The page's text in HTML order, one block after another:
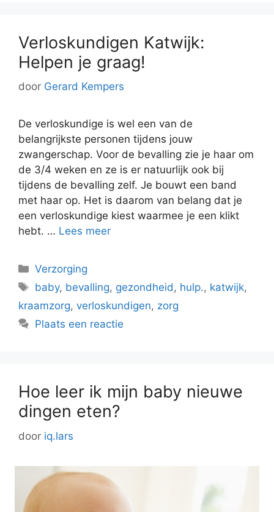
Verloskundigen Katwijk:
Helpen je graag!
door Gerard Kempers
De verloskundige is wel een van de
belangrijkste personen tijdens jouw
zwangerschap. Voor de bevalling zie je haar om
de 3/4 weken en ze is er natuurlijk ook bij
tijdens de bevalling zelf. Je bouwt een band
met haar op. Het is daarom van belang dat je
een verloskundige kiest waarmee je een klikt
hebt. … Lees meer
Categorieën
Verzorging
Tags
baby, bevalling, gezondheid, hulp., katwijk,
kraamzorg, verloskundigen, zorg
Plaats een reactie
Hoe leer ik mijn baby nieuwe
dingen eten?
door iq.lars